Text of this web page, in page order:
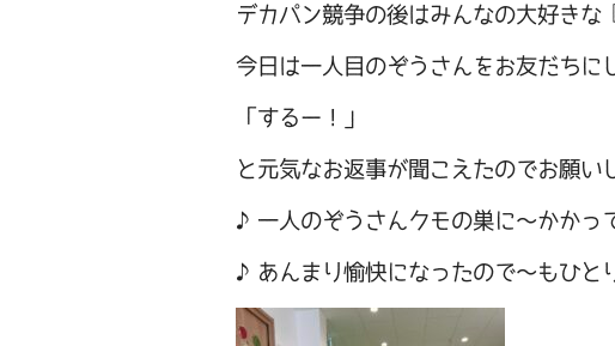
デカパン競争の後はみんなの大好きな
今日は一人目のぞうさんをお友だちに
「するー！」
と元気なお返事が聞こえたのでお願
♪一人のぞうさんクモの巣に～かかっ
♪あんまり愉快になったので～もひと